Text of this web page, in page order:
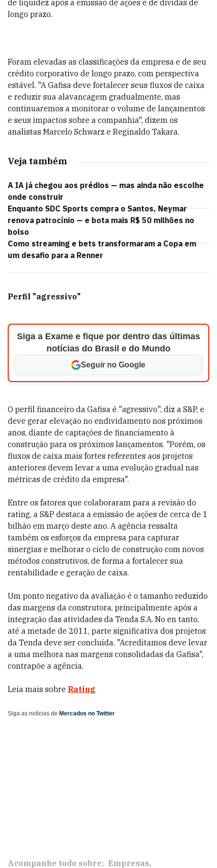
de liquidez após a emissão de ações e de dívidas de
longo prazo.
Foram elevadas as classificações da empresa e de seu
crédito corporativo de longo prazo, com perspectiva
estável. "A Gafisa deve fortalecer seus fluxos de caixa
e reduzir sua alavancagem gradualmente, mas
continuaremos a monitorar o volume de lançamentos
e seus impactos sobre a companhia", dizem os
analistas Marcelo Schwarz e Reginaldo Takara.
Veja também
A IA já chegou aos prédios — mas ainda não escolhe
onde construir
Enquanto SDC Sports compra o Santos, Neymar
renova patrocínio — e bota mais R$ 50 milhões no
bolso
Como streaming e bets transformaram a Copa em
um desafio para a Renner
Perfil "agressivo"
Siga a Exame e fique por dentro das últimas
notícias do Brasil e do Mundo
Seguir no Google
O perfil financeiro da Gafisa é "agressivo", diz a S&P, e
deve gerar elevação no endividamento nos próximos
anos, diante de captações de financiamento à
construção para os próximos lançamentos. "Porém, os
fluxos de caixa mais fortes referentes aos projetos
anteriores devem levar a uma evolução gradual nas
métricas de crédito da empresa".
Entre os fatores que colaboraram para a revisão do
rating, a S&P destaca a emissão de ações de cerca de 1
bilhão em março deste ano. A agência ressalta
também os esforços da empresa para capturar
sinergias e melhorar o ciclo de construção com novos
métodos construtivos, de forma a fortalecer sua
rentabilidade e geração de caixa.
Um ponto negativo da avaliação é o tamanho reduzido
das margens da construtora, principalmente após a
integração das atividades da Tenda S.A. No en tanto,
até a metade de 2011, parte significativa dos projetos
da Tenda deve ser concluída. "Acreditamos deve levar
a uma melhora nas margens consolidadas da Gafisa",
contrapõe a agência.
Leia mais sobre Rating
Siga as notícias de Mercados no Twitter
Acompanhe tudo sobre: Empresas